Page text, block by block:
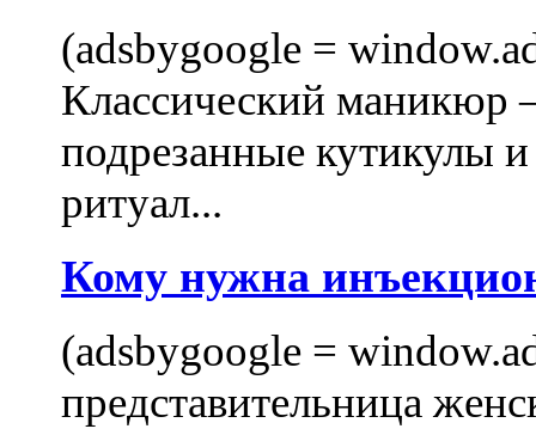
(adsbygoogle =
Классический маникюр
подрезанные кутикулы
ритуал...
Кому нужна
(adsbygoogle =
представительница